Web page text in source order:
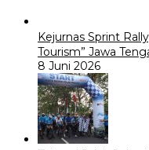
Kejurnas Sprint
Tourism” Jawa
8 Juni 2026